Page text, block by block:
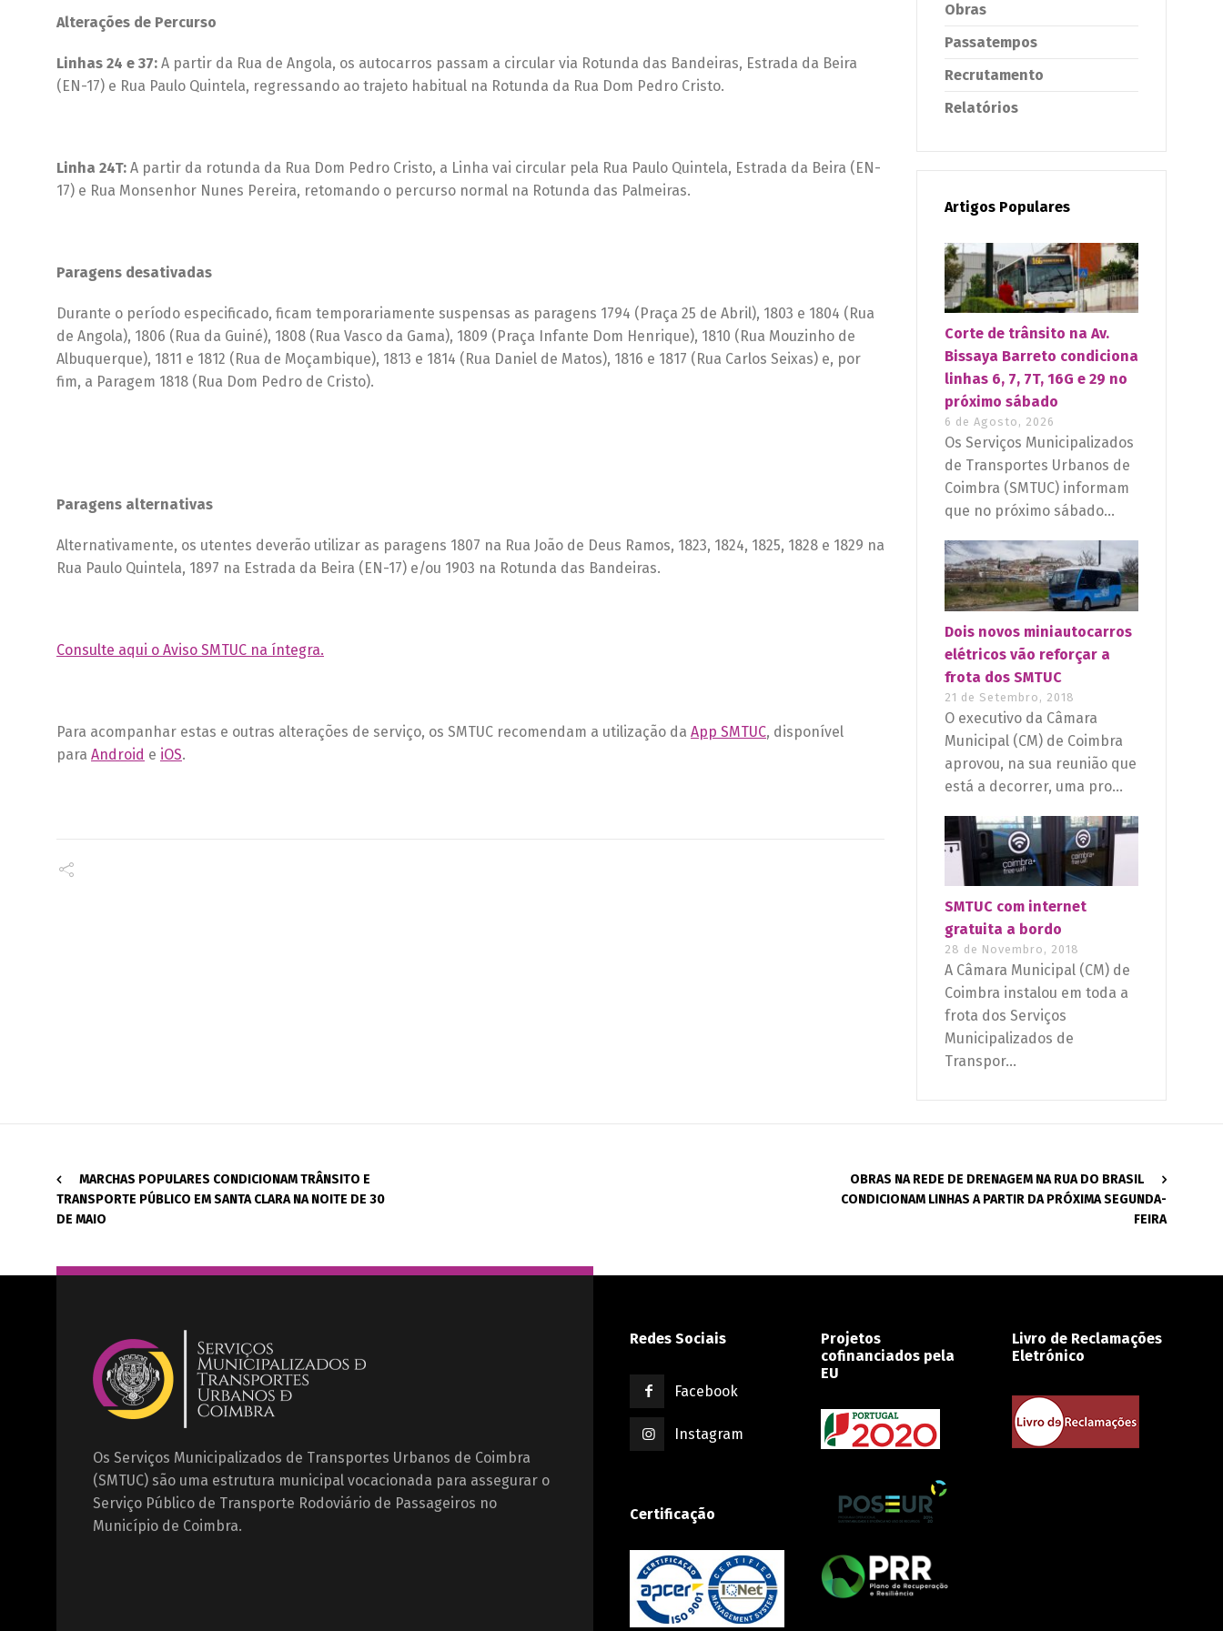
Alterações de Percurso
Linhas 24 e 37: A partir da Rua de Angola, os autocarros passam a circular via Rotunda das Bandeiras, Estrada da Beira
(EN-17) e Rua Paulo Quintela, regressando ao trajeto habitual na Rotunda da Rua Dom Pedro Cristo.
Linha 24T: A partir da rotunda da Rua Dom Pedro Cristo, a Linha vai circular pela Rua Paulo Quintela, Estrada da Beira (EN-
17) e Rua Monsenhor Nunes Pereira, retomando o percurso normal na Rotunda das Palmeiras.
Paragens desativadas
Durante o período especificado, ficam temporariamente suspensas as paragens 1794 (Praça 25 de Abril), 1803 e 1804 (Rua
de Angola), 1806 (Rua da Guiné), 1808 (Rua Vasco da Gama), 1809 (Praça Infante Dom Henrique), 1810 (Rua Mouzinho de
Albuquerque), 1811 e 1812 (Rua de Moçambique), 1813 e 1814 (Rua Daniel de Matos), 1816 e 1817 (Rua Carlos Seixas) e, por
fim, a Paragem 1818 (Rua Dom Pedro de Cristo).
Paragens alternativas
Alternativamente, os utentes deverão utilizar as paragens 1807 na Rua João de Deus Ramos, 1823, 1824, 1825, 1828 e 1829 na
Rua Paulo Quintela, 1897 na Estrada da Beira (EN-17) e/ou 1903 na Rotunda das Bandeiras.
Consulte aqui o Aviso SMTUC na íntegra.
Para acompanhar estas e outras alterações de serviço, os SMTUC recomendam a utilização da App SMTUC, disponível
para Android e iOS.
Obras
Passatempos
Recrutamento
Relatórios
Artigos Populares
Corte de trânsito na Av.
Bissaya Barreto condiciona
linhas 6, 7, 7T, 16G e 29 no
próximo sábado
6 de Agosto, 2026
Os Serviços Municipalizados
de Transportes Urbanos de
Coimbra (SMTUC) informam
que no próximo sábado...
Dois novos miniautocarros
elétricos vão reforçar a
frota dos SMTUC
21 de Setembro, 2018
O executivo da Câmara
Municipal (CM) de Coimbra
aprovou, na sua reunião que
está a decorrer, uma pro...
SMTUC com internet
gratuita a bordo
28 de Novembro, 2018
A Câmara Municipal (CM) de
Coimbra instalou em toda a
frota dos Serviços
Municipalizados de
Transpor...
MARCHAS POPULARES CONDICIONAM TRÂNSITO E
TRANSPORTE PÚBLICO EM SANTA CLARA NA NOITE DE 30
DE MAIO
OBRAS NA REDE DE DRENAGEM NA RUA DO BRASIL
CONDICIONAM LINHAS A PARTIR DA PRÓXIMA SEGUNDA-
FEIRA
Os Serviços Municipalizados de Transportes Urbanos de Coimbra
(SMTUC) são uma estrutura municipal vocacionada para assegurar o
Serviço Público de Transporte Rodoviário de Passageiros no
Município de Coimbra.
Redes Sociais
Facebook
Instagram
Certificação
Projetos
cofinanciados pela
EU
Livro de Reclamações
Eletrónico